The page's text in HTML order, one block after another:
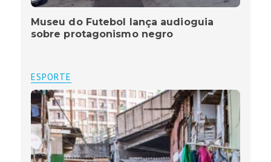
Museu do Futebol lança audioguia
sobre protagonismo negro
ESPORTE